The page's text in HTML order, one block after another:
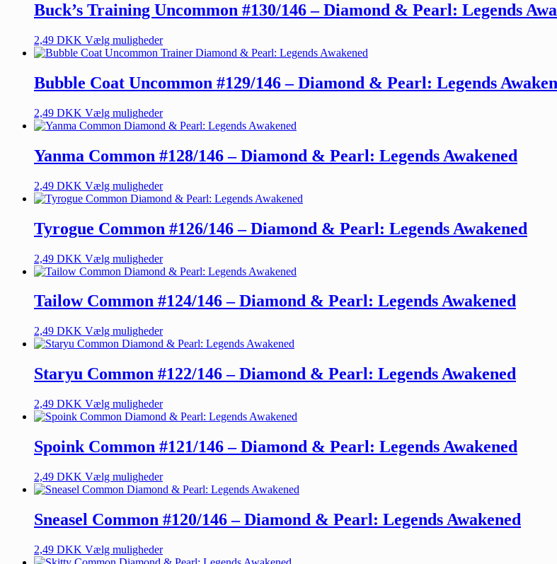
Buck’s Training Uncommon #130/146 – Diamond & Pearl: Legends
2,49 DKK Vælg muligheder
Bubble Coat Uncommon #129/146 – Diamond & Pearl: Legends
2,49 DKK Vælg muligheder
Yanma Common #128/146 – Diamond & Pearl: Legends Awakened
2,49 DKK Vælg muligheder
Tyrogue Common #126/146 – Diamond & Pearl: Legends Awakened
2,49 DKK Vælg muligheder
Tailow Common #124/146 – Diamond & Pearl: Legends Awakened
2,49 DKK Vælg muligheder
Staryu Common #122/146 – Diamond & Pearl: Legends Awakened
2,49 DKK Vælg muligheder
Spoink Common #121/146 – Diamond & Pearl: Legends Awakened
2,49 DKK Vælg muligheder
Sneasel Common #120/146 – Diamond & Pearl: Legends Awakened
2,49 DKK Vælg muligheder